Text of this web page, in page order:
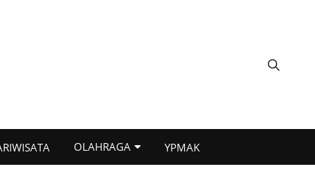
OLAHRAGA YPMAK